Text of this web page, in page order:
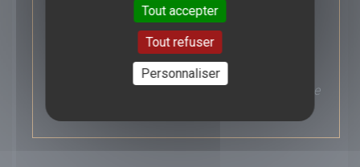
autre ancien Président (qui, lui, coule une
retraite heureuse à la campagne) de faire
équipe avec lui. François se pique au jeu,
tandis que Nicolas découvre que le bonheur
n’est peut-être pas là où il croyait… Et leurs
compagnes respectives, elles, vont bientôt se
Tout accepter
Tout refuser
Personnaliser